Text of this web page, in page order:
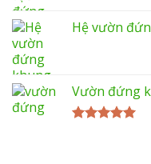
Hệ vườn
Vườn đứng